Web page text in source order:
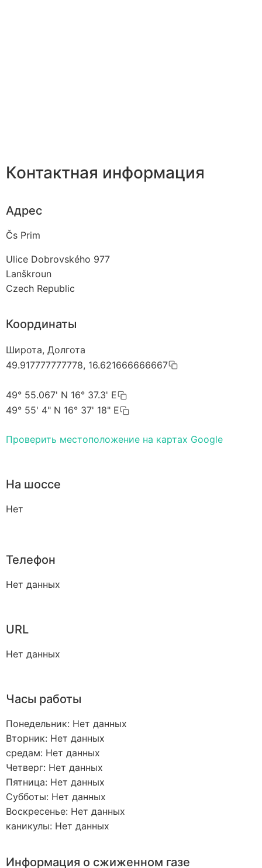
Контактная информация
Адрес
Čs Prim
Ulice Dobrovského 977
Lanškroun
Czech Republic
Координаты
Широта, Долгота
49.917777777778, 16.621666666667
49° 55.067' N 16° 37.3' E
49° 55' 4" N 16° 37' 18" E
Проверить местоположение на картах Google
На шоссе
Нет
Телефон
Нет данных
URL
Нет данных
Часы работы
Понедельник: Нет данных
Вторник: Нет данных
средам: Нет данных
Четверг: Нет данных
Пятница: Нет данных
Субботы: Нет данных
Воскресенье: Нет данных
каникулы: Нет данных
Информация о сжиженном газе